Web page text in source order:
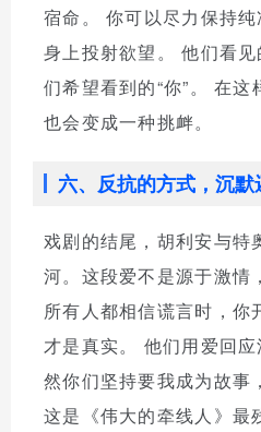
宿命。 你可以尽力保持
身上投射欲望。 他们看
们希望看到的“你”。 在
也会变成一种挑衅。
六、反抗的方式，沉默
戏剧的结尾，胡利安与特
河。这段爱不是源于激情
所有人都相信谎言时，
才是真实。 他们用爱回
然你们坚持要我成为故事
这是《伟大的牵线人》最